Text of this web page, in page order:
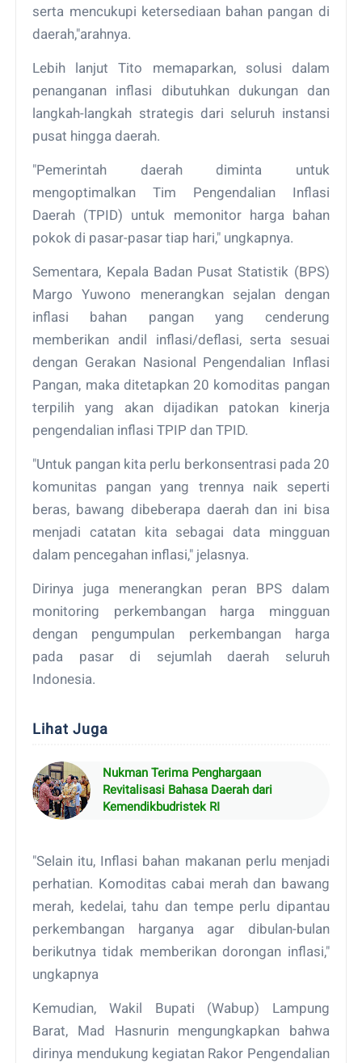
serta mencukupi ketersediaan bahan pangan di
daerah,"arahnya.
Lebih lanjut Tito memaparkan, solusi dalam
penanganan inflasi dibutuhkan dukungan dan
langkah-langkah strategis dari seluruh instansi
pusat hingga daerah.
"Pemerintah daerah diminta untuk
mengoptimalkan Tim Pengendalian Inflasi
Daerah (TPID) untuk memonitor harga bahan
pokok di pasar-pasar tiap hari," ungkapnya.
Sementara, Kepala Badan Pusat Statistik (BPS)
Margo Yuwono menerangkan sejalan dengan
inflasi bahan pangan yang cenderung
memberikan andil inflasi/deflasi, serta sesuai
dengan Gerakan Nasional Pengendalian Inflasi
Pangan, maka ditetapkan 20 komoditas pangan
terpilih yang akan dijadikan patokan kinerja
pengendalian inflasi TPIP dan TPID.
"Untuk pangan kita perlu berkonsentrasi pada 20
komunitas pangan yang trennya naik seperti
beras, bawang dibeberapa daerah dan ini bisa
menjadi catatan kita sebagai data mingguan
dalam pencegahan inflasi," jelasnya.
Dirinya juga menerangkan peran BPS dalam
monitoring perkembangan harga mingguan
dengan pengumpulan perkembangan harga
pada pasar di sejumlah daerah seluruh
Indonesia.
Lihat Juga
Nukman Terima Penghargaan
Revitalisasi Bahasa Daerah dari
Kemendikbudristek RI
"Selain itu, Inflasi bahan makanan perlu menjadi
perhatian. Komoditas cabai merah dan bawang
merah, kedelai, tahu dan tempe perlu dipantau
perkembangan harganya agar dibulan-bulan
berikutnya tidak memberikan dorongan inflasi,"
ungkapnya
Kemudian, Wakil Bupati (Wabup) Lampung
Barat, Mad Hasnurin mengungkapkan bahwa
dirinya mendukung kegiatan Rakor Pengendalian